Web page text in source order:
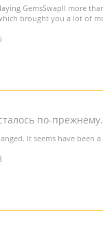
GemsSwapII more
brought you a lot of
по-
It seems have been